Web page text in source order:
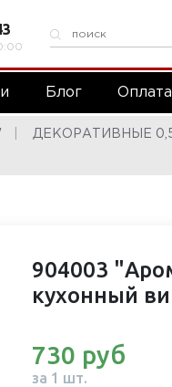
Блог Оплата
ДЕКОРАТИВНЫЕ
904003
кухонный
730 руб
за 1 шт.